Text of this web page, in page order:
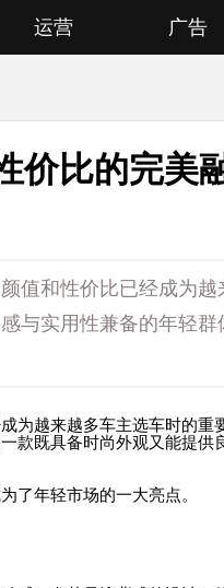
运营 广告
价比的完美
值和性价比已经成为
与实用性兼备的年轻
为越来越多车主选车时的重
款既具备时尚外观又能提供
了年轻市场的一大亮点。